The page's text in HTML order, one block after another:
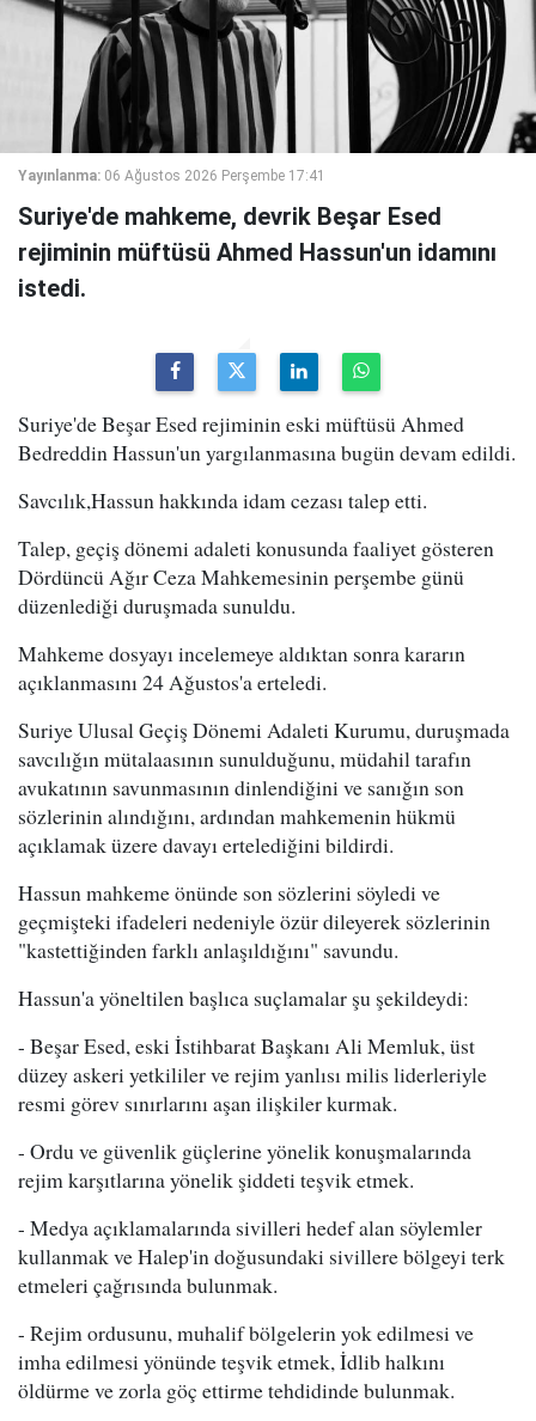
Yayınlanma: 06 Ağustos 2026 Perşembe 17:41
Suriye'de mahkeme, devrik Beşar Esed
rejiminin müftüsü Ahmed Hassun'un idamını
istedi.
Suriye'de Beşar Esed rejiminin eski müftüsü Ahmed
Bedreddin Hassun'un yargılanmasına bugün devam edildi.
Savcılık,Hassun hakkında idam cezası talep etti.
Talep, geçiş dönemi adaleti konusunda faaliyet gösteren
Dördüncü Ağır Ceza Mahkemesinin perşembe günü
düzenlediği duruşmada sunuldu.
Mahkeme dosyayı incelemeye aldıktan sonra kararın
açıklanmasını 24 Ağustos'a erteledi.
Suriye Ulusal Geçiş Dönemi Adaleti Kurumu, duruşmada
savcılığın mütalaasının sunulduğunu, müdahil tarafın
avukatının savunmasının dinlendiğini ve sanığın son
sözlerinin alındığını, ardından mahkemenin hükmü
açıklamak üzere davayı ertelediğini bildirdi.
Hassun mahkeme önünde son sözlerini söyledi ve
geçmişteki ifadeleri nedeniyle özür dileyerek sözlerinin
"kastettiğinden farklı anlaşıldığını" savundu.
Hassun'a yöneltilen başlıca suçlamalar şu şekildeydi:
- Beşar Esed, eski İstihbarat Başkanı Ali Memluk, üst
düzey askeri yetkililer ve rejim yanlısı milis liderleriyle
resmi görev sınırlarını aşan ilişkiler kurmak.
- Ordu ve güvenlik güçlerine yönelik konuşmalarında
rejim karşıtlarına yönelik şiddeti teşvik etmek.
- Medya açıklamalarında sivilleri hedef alan söylemler
kullanmak ve Halep'in doğusundaki sivillere bölgeyi terk
etmeleri çağrısında bulunmak.
- Rejim ordusunu, muhalif bölgelerin yok edilmesi ve
imha edilmesi yönünde teşvik etmek, İdlib halkını
öldürme ve zorla göç ettirme tehdidinde bulunmak.